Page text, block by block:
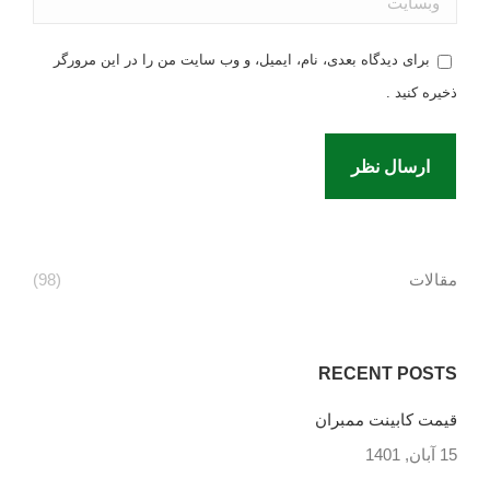
برای دیدگاه بعدی، نام، ایمیل، و وب سایت من را در این مرورگر
ذخیره کنید .
ارسال نظر
مقالات (98)
RECENT POSTS
قیمت کابینت ممبران
15 آبان, 1401